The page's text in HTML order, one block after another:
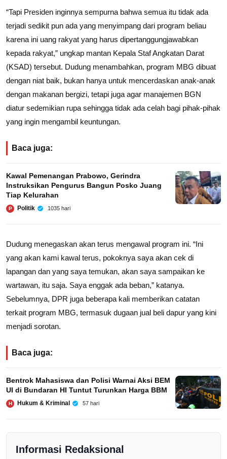
“Tapi Presiden inginnya sempurna bahwa semua itu tidak ada
terjadi sedikit pun ada yang menyimpang dari program beliau
karena ini uang rakyat yang harus dipertanggungjawabkan
kepada rakyat,” ungkap mantan Kepala Staf Angkatan Darat
(KSAD) tersebut. Dudung menambahkan, program MBG dibuat
dengan niat baik, bukan hanya untuk mencerdaskan anak-anak
dengan makanan bergizi, tetapi juga agar manajemen BGN
diatur sedemikian rupa sehingga tidak ada celah bagi pihak-pihak
yang ingin mengambil keuntungan.
Baca juga:
Kawal Pemenangan Prabowo, Gerindra
Instruksikan Pengurus Bangun Posko Juang
Tiap Kelurahan
P Politik 1035 hari
Dudung menegaskan akan terus mengawal program ini. “Ini
yang akan kami kawal terus, pokoknya saya akan cek di
lapangan dan yang saya temukan, akan saya sampaikan ke
wartawan, itu saja. Saya enggak ada beban,” katanya.
Sebelumnya, DPR juga beberapa kali memberikan catatan
terkait program MBG, termasuk dugaan jual beli dapur yang kini
menjadi sorotan.
Baca juga:
Bentrok Mahasiswa dan Polisi Warnai Aksi BEM
UI di Bundaran HI Tuntut Turunkan Harga BBM
H Hukum & Kriminal 57 hari
Informasi Redaksional